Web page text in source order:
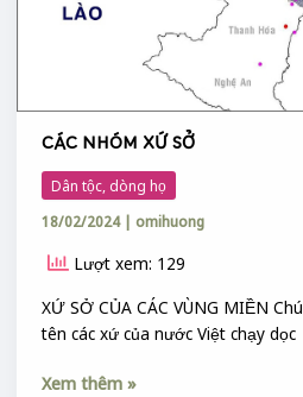
CÁC NHÓM XỨ SỞ
Dân tộc, dòng họ
18/02/2024 | omihuong
Lượt xem: 129
XỨ SỞ CỦA CÁC VÙNG MIỀN
tên các xứ của nước Việt chạy dọc
Xem thêm »